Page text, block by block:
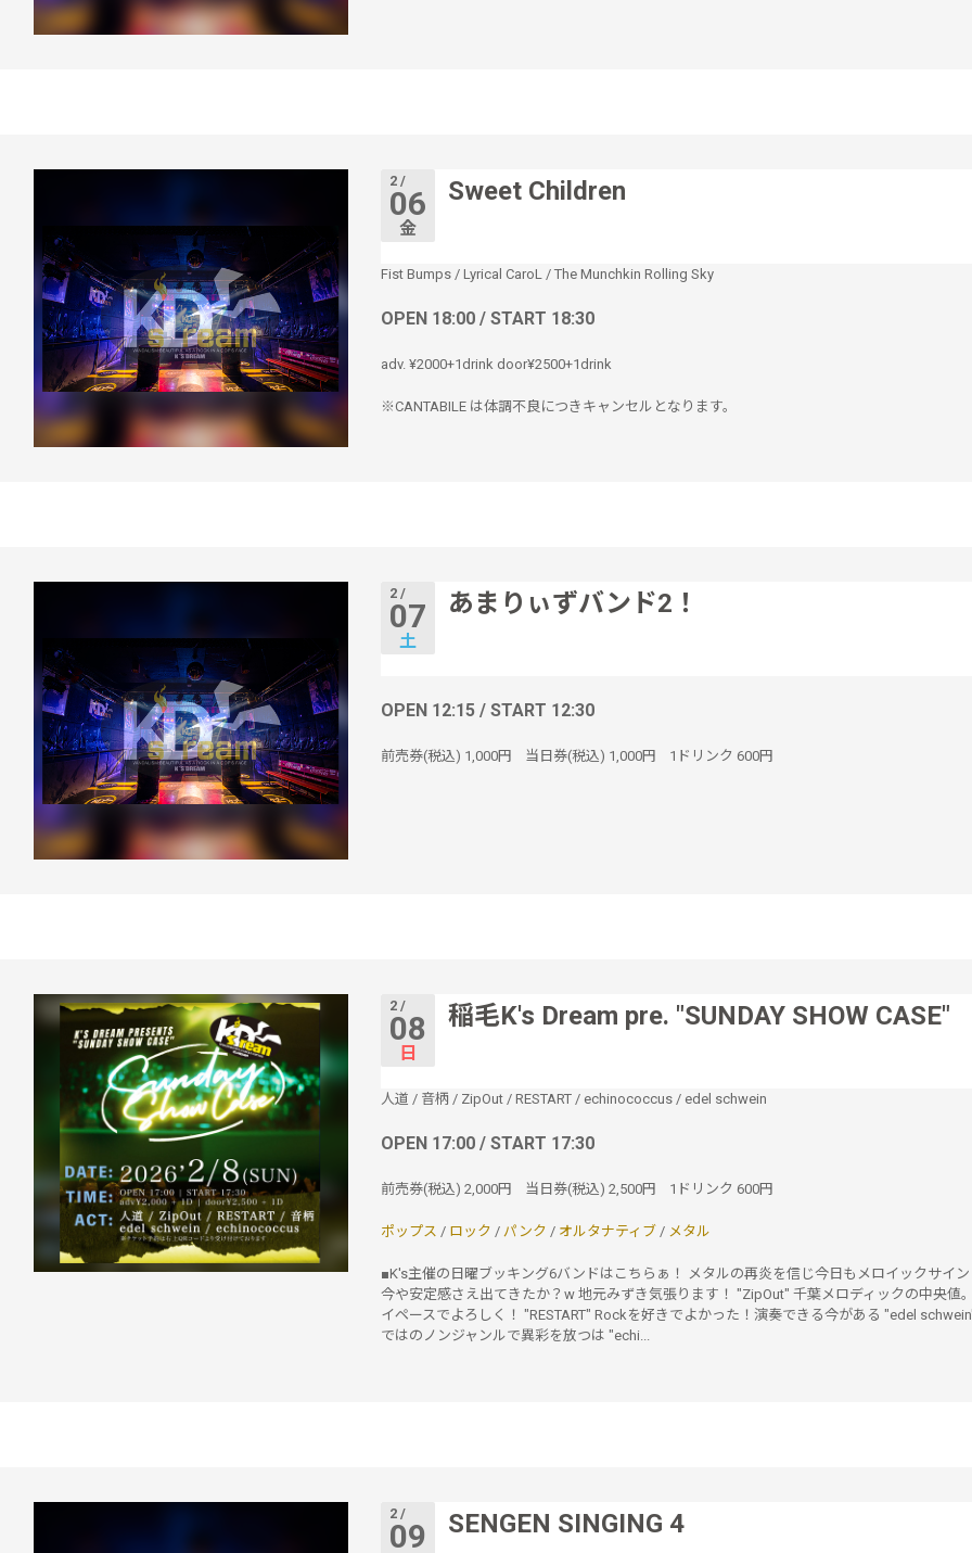
2 /
06
金
Sweet Children
Fist Bumps/ Lyrical CaroL/ The Munchkin Rolling Sky
OPEN 18:00 / START 18:30
adv. ¥2000+1drink door¥2500+1drink
※CANTABILE は体調不良につきキャンセルとなります。
2 /
07
土
あまりぃずバンド2！
OPEN 12:15 / START 12:30
前売券(税込) 1,000円 当日券(税込) 1,000円 1ドリンク 600円
2 /
08
日
稲毛K's Dream pre. "SUNDAY SHOW CASE"
人道 / 音柄 / ZipOut/ RESTART/ echinococcus/ edel schwein
OPEN 17:00 / START 17:30
前売券(税込) 2,000円 当日券(税込) 2,500円 1ドリンク 600円
ポップス / ロック / パンク / オルタナティブ/ メタル
■K's主催の日曜ブッキング6バンドはこちらぁ！ メタルの再炎を信じ今日もメロイックサイ
今や安定感さえ出てきたか？w 地元みずき気張ります！ "ZipOut" 千葉メロディックの中央値
イペースでよろしく！ "RESTART" Rockを好きでよかった！演奏できる今がある "edel
ではのノンジャンルで異彩を放つは "echi...
2 /
09 SENGEN SINGING 4